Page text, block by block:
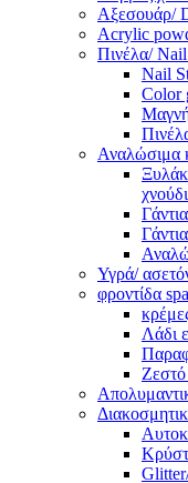
Αξεσουάρ/
Acrylic
Πινέλα/
Nail
Color
Αναλώσιμα
χνούδι
Υγρά/
φροντίδα spa
Λάδι
Ζεστό